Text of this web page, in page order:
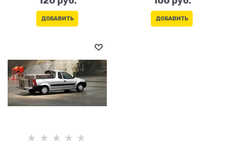
ДОБАВИТЬ ДОБАВИТЬ